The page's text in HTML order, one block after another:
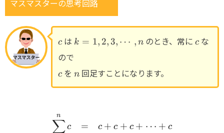
マスマスターの思考回路
c
c は k=1,
n
k = 1, 2,3, ⋯ , nのとき、常に c
cな
ので
c
c をn
n 回足すことになります。
∑
n
c = c + c + c + ⋯ + c